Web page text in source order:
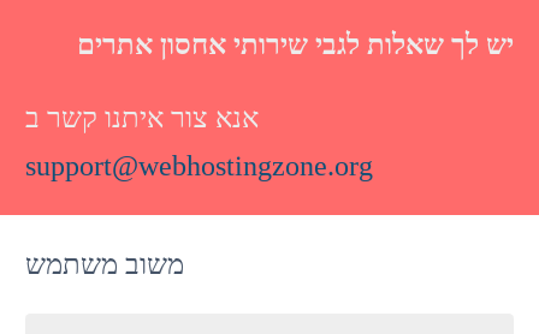
יש לך שאלות לגבי שירותי אחסון אתרים
אנא צור איתנו קשר ב
support@webhostingzone.org
משוב משתמש